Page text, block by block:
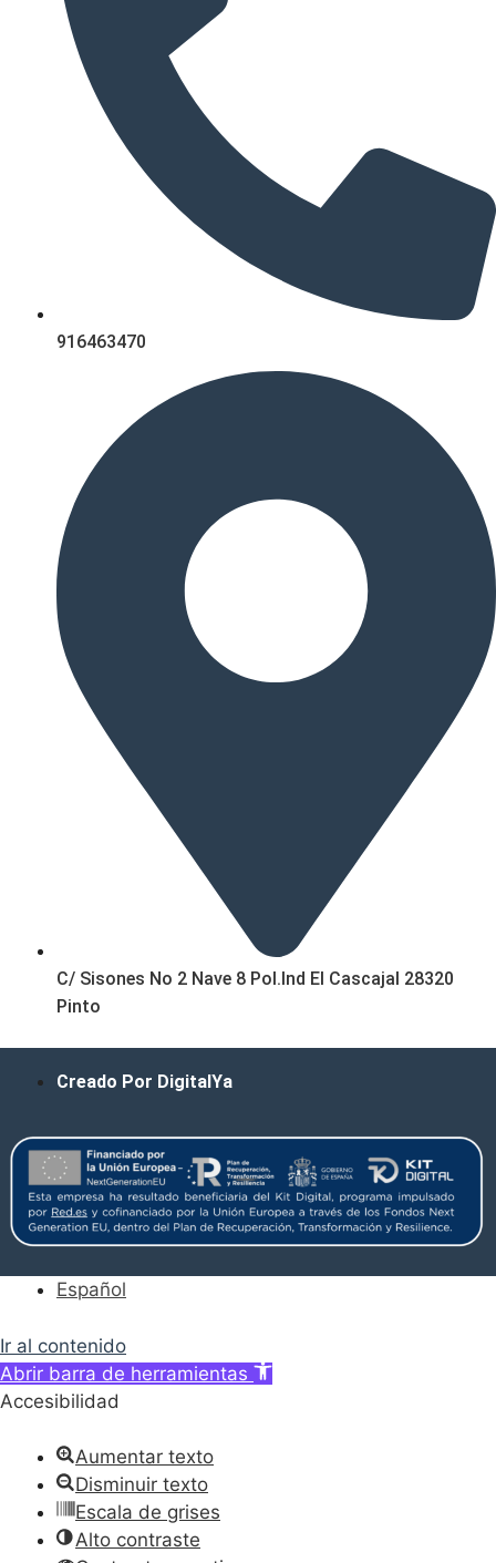
916463470
C/ Sisones No 2 Nave 8 Pol.Ind El Cascajal 28320
Pinto
Creado Por DigitalYa
Español
Ir al contenido
Abrir barra de herramientas
Accesibilidad
Aumentar texto
Disminuir texto
Escala de grises
Alto contraste